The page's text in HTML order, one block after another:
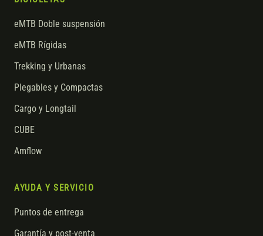
eMTB Doble suspensión
eMTB Rígidas
Trekking y Urbanas
Plegables y Compactas
Cargo y Longtail
CUBE
Amflow
AYUDA Y SERVICIO
Puntos de entrega
Garantía y post-venta